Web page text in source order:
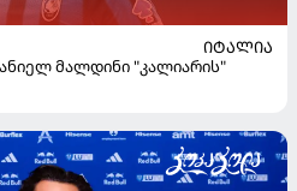
ᲘᲢᲐᲚᲘᲐ
მალდინი "კალიარის"